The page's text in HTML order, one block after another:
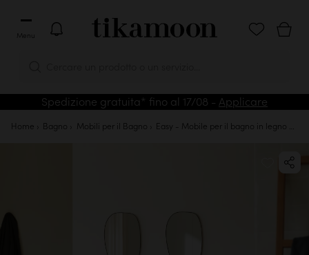
Menu
Spedizione gratuita* fino al 17/08 - Applicare
Home Bagno Mobili per il Bagno Easy - Mobile per il bagno in legno di quercia massello e pietra lavica 120 cm